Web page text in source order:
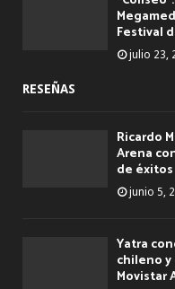
Festival
julio 23,
RESEÑAS
Ricardo
Arena
de éxitos
junio 5,
Yatra
chileno y
Movistar